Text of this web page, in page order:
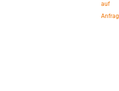
auf